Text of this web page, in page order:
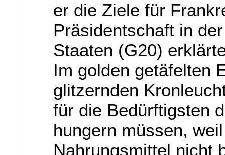
er die Ziele für
Präsidentschaft in
Staaten (G20)
Im golden getäfelten
glitzernden
für die Bedürftigsten
hungern müssen,
Nahrungsmittel nicht